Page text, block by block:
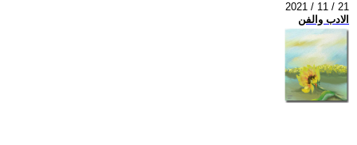
2021 / 11 / 21
الادب والفن